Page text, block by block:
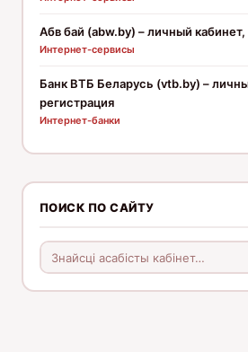
Абв бай (abw.by) – личный
Интернет-сервисы
Банк ВТБ Беларусь (vtb.by) –
регистрация
Интернет-банки
ПОИСК ПО САЙТУ